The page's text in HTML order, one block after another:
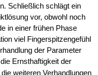
Schließ­lich schlägt ein
vor, obwohl noch
in einer frühen Phase
viel Finger­spit­zen­ge­fühl
der Parame­ter
Ernst­haf­tig­keit der
weite­ren Verhand­lun­gen